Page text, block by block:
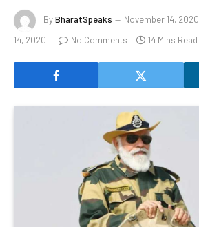
ByBharatSpeaks November 14, 2020
14, 2020
No Comments 14 Mins Read